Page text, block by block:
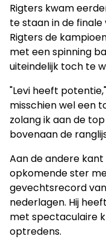
Rigters kwam
te staan in de finale
Rigters de
met een spinning
uiteindelijk toch te
"Levi heeft
misschien wel een
zolang ik aan de
bovenaan de
Aan de andere kant
opkomende ster
gevechtsrecord
nederlagen. Hij
met spectaculaire
optredens.